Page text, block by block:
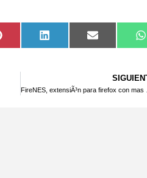
Compartir
en
Pinterest Compartir
en
LinkedIn
Compartir
en
Email